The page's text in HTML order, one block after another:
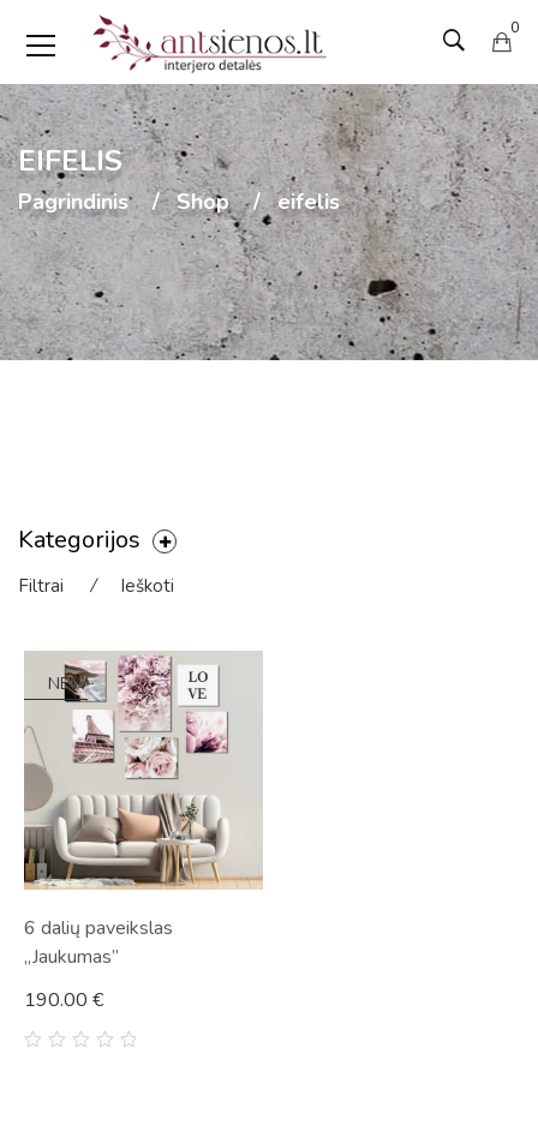
0
EIFELIS
Pagrindinis Shop eifelis
Kategorijos
Filtrai ⁄ Ieškoti
NEW
6 dalių paveikslas
„Jaukumas”
190.00 €